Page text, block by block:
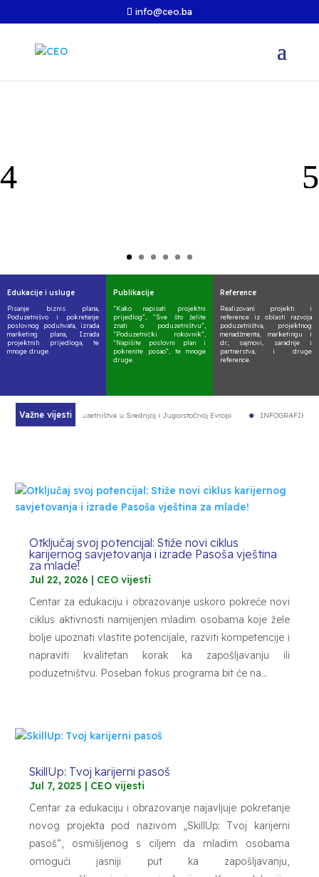
info@ceo.ba
Edukacije i usluge
Pisanje biznis plana,
Poduzetnišvo i pokretanje
poslovnog poduhvata, izrada
marketing plana, Izrada
projektnih prijedloga, te
mnoge druge.
Publikacije
“Kako napisati projektni
prijedlog”, “Sve što želite
znati o poduzetništvu”,
“Poduzetnički rokovnik”,
“Napišite poslovni plan i
pokrenite posao”, te mnoge
druge.
Reference
Realizovani projekti i
reference iz oblasti razvoja
poduzetništva, projektnog
menadžmenta, marketingu i
dr.; sajmovi, saradnje i
partnerstva, i druge
reference.
Važne vijesti
razvoju poduzetništva u Srednjoj i Jugoistočnoj Evropi INFOGRAFIKA: 9
Otključaj svoj potencijal: Stiže novi ciklus
karijernog savjetovanja i izrade Pasoša vještina
za mlade!
Jul 22, 2026 | CEO vijesti
Centar za edukaciju i obrazovanje uskoro pokreće novi
ciklus aktivnosti namijenjen mladim osobama koje žele
bolje upoznati vlastite potencijale, razviti kompetencije i
napraviti kvalitetan korak ka zapošljavanju ili
poduzetništvu. Poseban fokus programa bit će na...
SkillUp: Tvoj karijerni pasoš
Jul 7, 2025
CEO vijesti
Centar za edukaciju i obrazovanje najavljuje pokretanje
novog projekta pod nazivom „SkillUp: Tvoj karijerni
pasoš“, osmišljenog s ciljem da mladim osobama
omogući jasniji put ka zapošljavanju,